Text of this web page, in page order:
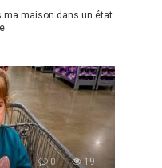
ma maison dans un état
0 19